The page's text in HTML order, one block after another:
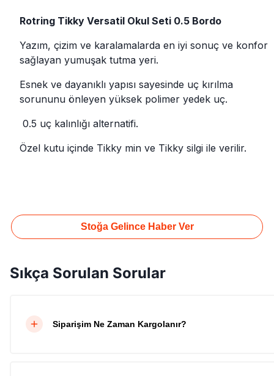
Rotring Tikky Versatil Okul Seti 0.5 Bordo
Yazım, çizim ve karalamalarda en iyi sonuç ve konfor
sağlayan yumuşak tutma yeri.
Esnek ve dayanıklı yapısı sayesinde uç kırılma
sorununu önleyen yüksek polimer yedek uç.
0.5 uç kalınlığı alternatifi.
Özel kutu içinde Tikky min ve Tikky silgi ile verilir.
Stoğa Gelince Haber Ver
Sıkça Sorulan Sorular
Siparişim Ne Zaman Kargolanır?